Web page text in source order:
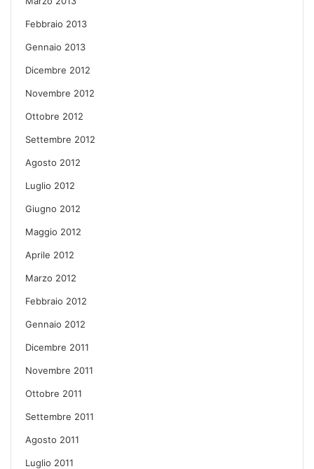
Febbraio 2013
Gennaio 2013
Dicembre 2012
Novembre 2012
Ottobre 2012
Settembre 2012
Agosto 2012
Luglio 2012
Giugno 2012
Maggio 2012
Aprile 2012
Marzo 2012
Febbraio 2012
Gennaio 2012
Dicembre 2011
Novembre 2011
Ottobre 2011
Settembre 2011
Agosto 2011
Luglio 2011